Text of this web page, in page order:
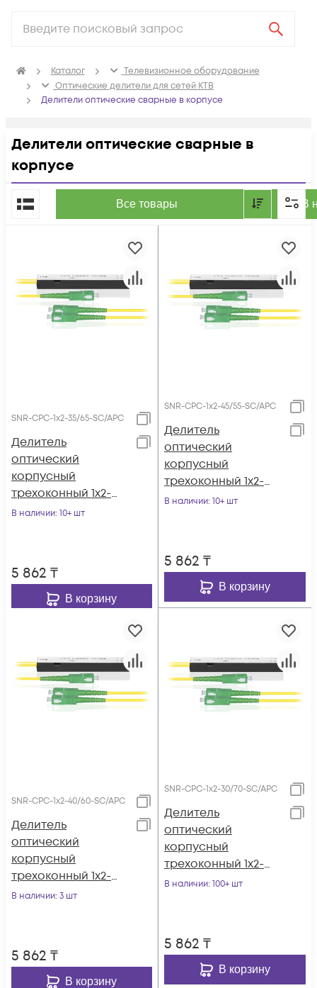
Каталог
Телевизионное оборудование
Оптические делители для сетей КТВ
Делители оптические сварные в корпусе
Делители оптические сварные в
корпусе
Все товары В
По популярности
SNR-CPC-1x2-35/65-SC/APC
Делитель
оптический
корпусный
трехоконный 1х2-
35/65 SC/APC
В наличии: 10+ шт
5 862 ₸
В корзину
SNR-CPC-1x2-45/55-SC/APC
Делитель
оптический
корпусный
трехоконный 1х2-
45/55 SC/APC
В наличии: 10+ шт
5 862 ₸
В корзину
SNR-CPC-1x2-40/60-SC/APC
Делитель
оптический
корпусный
трехоконный 1х2-
40/60 SC/APC
В наличии: 3 шт
5 862 ₸
В корзину
SNR-CPC-1x2-30/70-SC/APC
Делитель
оптический
корпусный
трехоконный 1х2-
30/70 SC/APC
В наличии: 100+ шт
5 862 ₸
В корзину